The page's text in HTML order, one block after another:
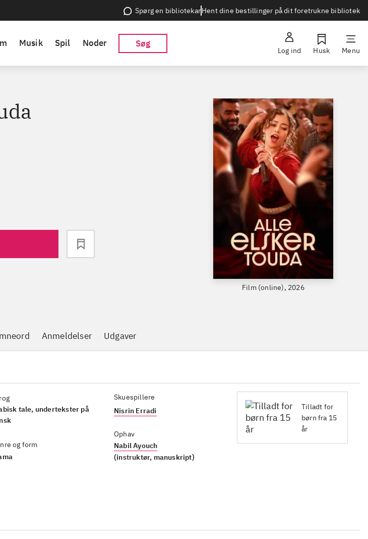
Spørg en bibliotekarHent dine bestillinger på dit foretrukne bibliotek
Musik Spil Noder Søg
Log ind Husk Menu
Film (online), 2026
Anmeldelser Udgaver
tale, undertekster på
og form
Skuespillere
Nisrin Erradi
Ophav
Nabil Ayouch
(instruktør, manuskript)
Tilladt for
børn fra 15
år